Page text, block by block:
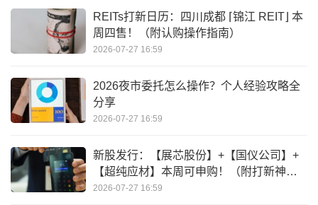
30个鸡蛋多少斤 草鸡蛋今日最新价目表
REITs打新日历：四川成都 ⌈锦江 REIT⌋ 本
周四售！（附认购操作指南）
2026-07-27 16:59
2026夜市委托怎么操作？个人经验攻略全
分享
2026-07-27 16:59
新股发行：【展芯股份】+【国仪公司】+
【超纯应材】本周可申购！（附打新神
器）
2026-07-27 16:59